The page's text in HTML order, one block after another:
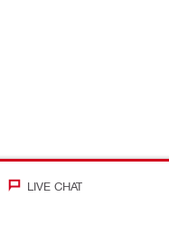
LIVE CHAT